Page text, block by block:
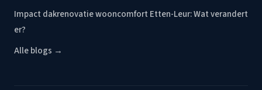
Impact dakrenovatie wooncomfort Etten-Leur: Wat verandert
er?
Alle blogs →